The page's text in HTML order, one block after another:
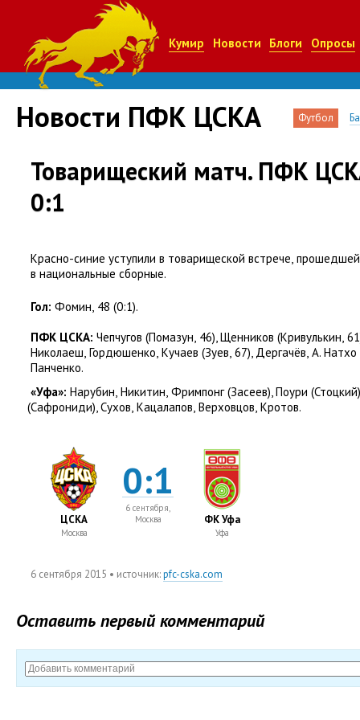
Кумир Новости Блоги Опросы
Новости ПФК ЦСКА Футбол
Товарищеский матч. ПФК
0:1
Красно-синие уступили в товарищеской встрече, прошедшей
в национальные сборные.
Гол: Фомин, 48 (0:1).
ПФК ЦСКА: Чепчугов (Помазун, 46), Щенников (Кривулькин,
Николаеш, Гордюшенко, Кучаев (Зуев, 67), Дергачёв, А. Натхо
Панченко.
«Уфа»: Нарубин, Никитин, Фримпонг (Засеев), Поури (
(Сафрониди), Сухов, Кацалапов, Верховцов, Кротов.
ЦСКА
Москва
0:1
6 сентября,
Москва
ФК Уфа
Уфа
6 сентября 2015 • источник:pfc-cska.com
Оставить первый комментарий